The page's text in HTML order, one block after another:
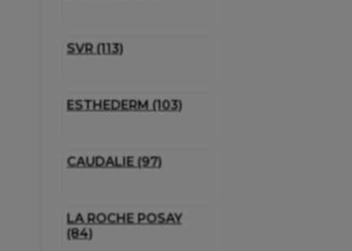
SVR (113)
ESTHEDERM (103)
CAUDALIE (97)
LA ROCHE POSAY
(84)